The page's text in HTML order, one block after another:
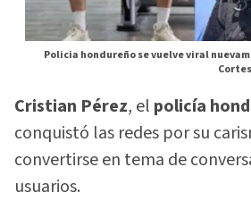
Policia hondureño se vuelve viral
Cristian Pérez, el policía
conquistó las redes por su
convertirse en tema de
usuarios.